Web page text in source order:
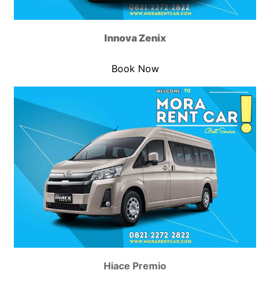
Innova Zenix
Book Now
Hiace Premio